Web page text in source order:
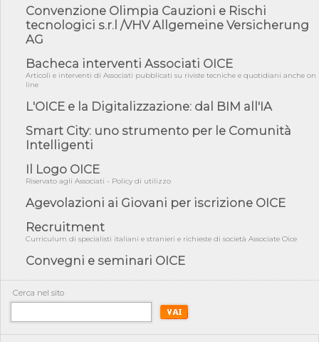
05/08/26 - DL Infrastrutture e PNRR è legge: approvata oggi la
fiducia...
05/08/26 - Focus OICE sul DDL di riforma della responsabilità
05/08/26 - Anac: pubblicata la Relazione illustrativa al Bando tipo
2 s...
05/08/26 - SAVE THE DATE: Assemblea Pubblica Confindustria
Professioni ...
05/08/26 - Successo OICE per il bando della Città metropolitana
di Reg...
05/08/26 - Lettera OICE per il bando della Giunta Regionale della
Campa...
04/08/26 - DL PA: previste cancellazioni da elenchi professionisti
per ...
04/08/26 - International Sustainable Buildings Competition -
COP31, An...
04/08/26 - CdS, project financing: progetto di fattibilità da
impugnar...
04/08/26 - Rapporto Anac corruzione 2020-2026: procedimenti
penali per ...
04/08/26 - CdS: partecipazione alla gara non equivale ad
Convenzione Olimpia Cauzioni e Rischi
tecnologici s.r.l /VHV Allgemeine Versicherung
AG
Bacheca interventi Associati OICE
Articoli e interventi di Associati pubblicati su riviste tecniche e quotidiani anche on
line
L'OICE e la Digitalizzazione: dal BIM all'IA
Smart City: uno strumento per le Comunità
Intelligenti
Il Logo OICE
Riservato agli Associati - Policy di utilizzo
Agevolazioni ai Giovani per iscrizione OICE
Recruitment
Curriculum di specialisti italiani e stranieri e richieste di società Associate Oice
Convegni e seminari OICE
Cerca nel sito